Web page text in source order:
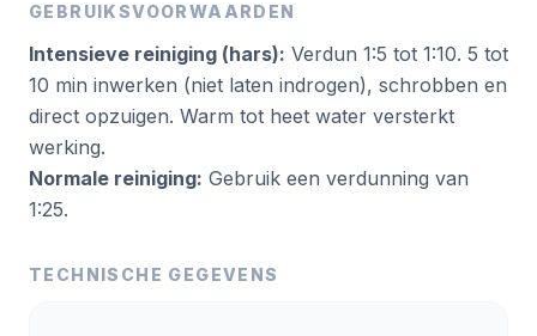
GEBRUIKSVOORWAARDEN
Intensieve reiniging (hars): Verdun 1:5 tot 1:10. 5 tot
10 min inwerken (niet laten indrogen), schrobben en
direct opzuigen. Warm tot heet water versterkt
werking.
Normale reiniging: Gebruik een verdunning van
1:25.
TECHNISCHE GEGEVENS